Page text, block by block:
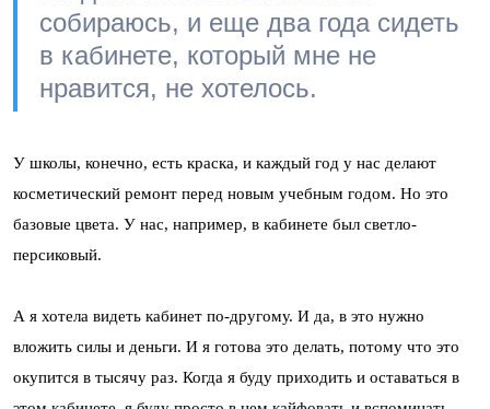
собираюсь, и еще два года сидеть
в кабинете, который мне не
нравится, не хотелось.
У школы, конечно, есть краска, и каждый год у нас делают
косметический ремонт перед новым учебным годом. Но это
базовые цвета. У нас, например, в кабинете был светло-
персиковый.
А я хотела видеть кабинет по-другому. И да, в это нужно
вложить силы и деньги. И я готова это делать, потому что это
окупится в тысячу раз. Когда я буду приходить и оставаться в